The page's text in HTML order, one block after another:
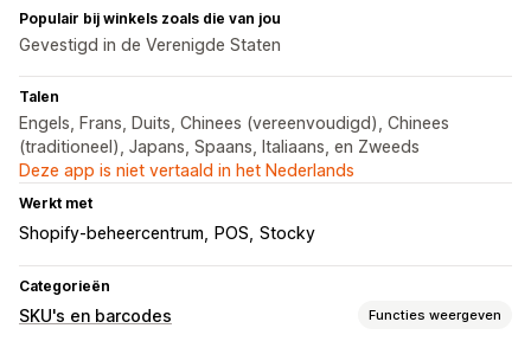
Populair bij winkels zoals die van jou
Gevestigd in de Verenigde Staten
Talen
Engels, Frans, Duits, Chinees (vereenvoudigd), Chinees
(traditioneel), Japans, Spaans, Italiaans, en Zweeds
Deze app is niet vertaald in het Nederlands
Werkt met
Shopify-beheercentrum POS Stocky
Categorieën
SKU's en barcodes Functies weergeven